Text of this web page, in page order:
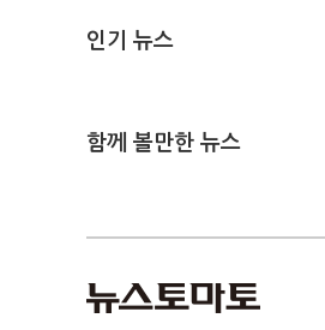
인기 뉴스
함께 볼만한 뉴스